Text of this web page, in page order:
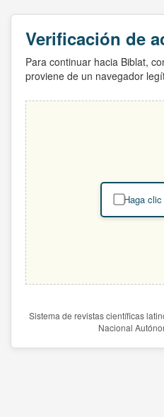
Verificación de
Para continuar hacia Biblat,
proviene de un navegador
Haga
Sistema de revistas científicas
Nacional